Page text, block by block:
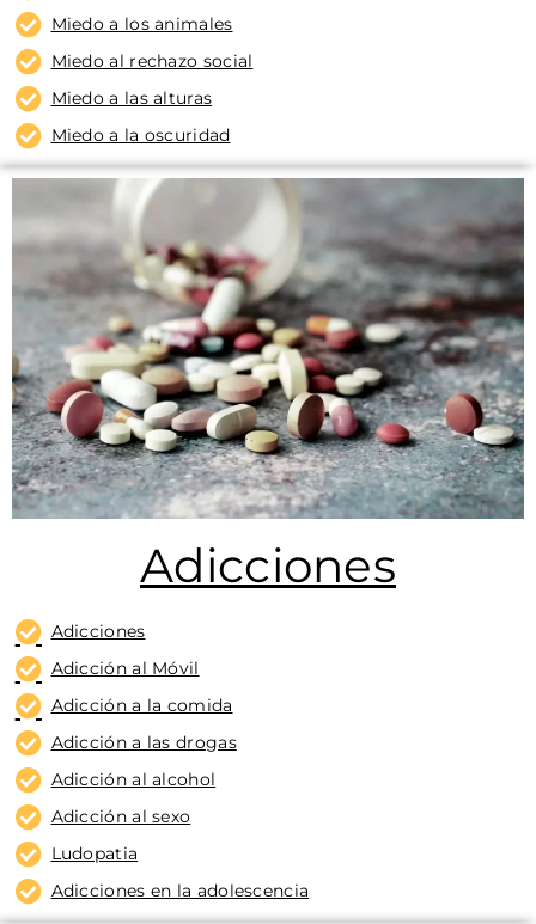
Miedo a los animales
Miedo al rechazo social
Miedo a las alturas
Miedo a la oscuridad
Adicciones
Adicciones
Adicción al Móvil
Adicción a la comida
Adicción a las drogas
Adicción al alcohol
Adicción al sexo
Ludopatia
Adicciones en la adolescencia